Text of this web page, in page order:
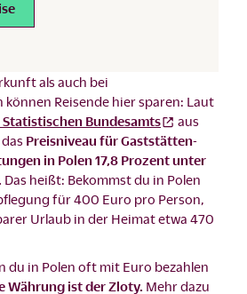
als auch bei
können Reisende hier sparen: Laut
Statistischen Bundesamts
aus
Preisniveau für Gaststätten-
in Polen 17,8 Prozent unter
Das heißt: Bekommst du in Polen
für 400 Euro pro Person,
Urlaub in der Heimat etwa 470
du in Polen oft mit Euro bezahlen
Währung ist der Zloty. Mehr dazu